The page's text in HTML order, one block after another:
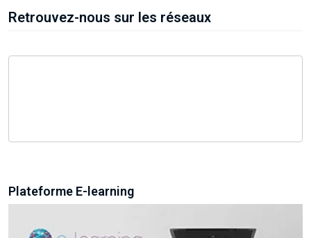
Retrouvez-nous sur les réseaux
Plateforme E-learning